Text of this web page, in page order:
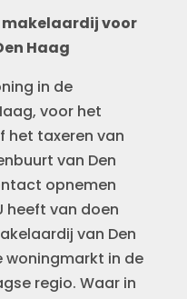
makelaardij voor
Haag
in de
voor het
het taxeren van
van Den
opnemen
heeft van doen
van Den
woningmarkt in de
regio. Waar in